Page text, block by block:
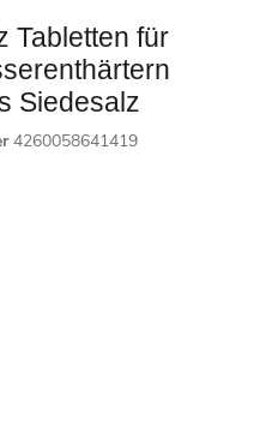
Tabletten für
Siedesalz
4260058641419